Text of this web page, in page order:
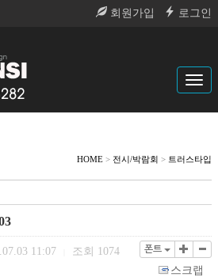
회원가입 로그인
HOME > 전시/박람회 > 트러스타입
11:07 조회 1074 폰트
스크랩